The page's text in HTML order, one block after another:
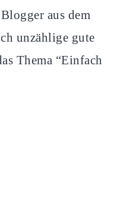
aus dem
unzählige gute
Thema “Einfach